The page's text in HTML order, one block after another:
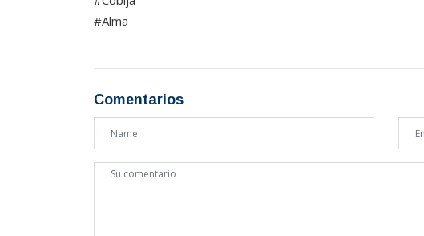
#Alma
Comentarios